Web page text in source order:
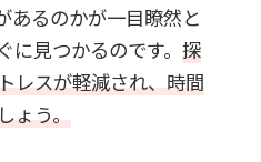
あるのかが一目瞭然と
見つかるのです。 探
レスが軽減され、時間
ょう。